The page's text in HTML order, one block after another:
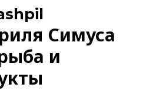
Симуса
и